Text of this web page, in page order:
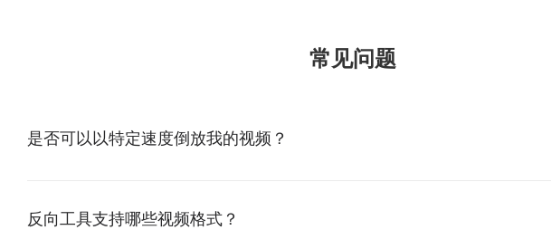
常见问题
是否可以以特定速度倒放我的视频？
反向工具支持哪些视频格式？